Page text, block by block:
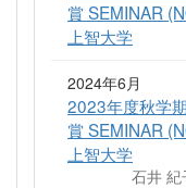
賞 SEMINAR
上智大学
2024年6月
2023年度秋学
賞 SEMINAR
上智大学
石井 紀